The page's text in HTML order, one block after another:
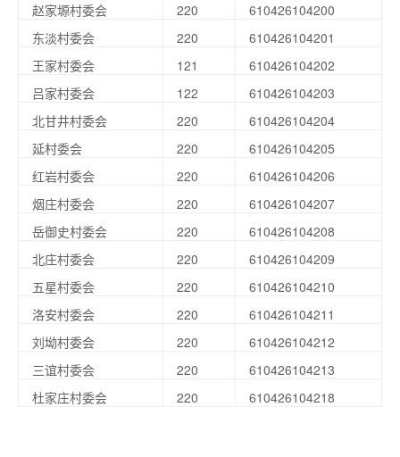
赵家塬村委会 220
610426104200
东淡村委会
220
610426104201
王家村委会
121
610426104202
吕家村委会
122
610426104203
北甘井村委会
220
610426104204
延村委会
220
610426104205
红岩村委会
220
610426104206
烟庄村委会
220
610426104207
岳御史村委会
220
610426104208
北庄村委会
220
610426104209
五星村委会
220
610426104210
洛安村委会
220
610426104211
刘坳村委会
220
610426104212
三谊村委会
220
610426104213
杜家庄村委会
220 610426104218